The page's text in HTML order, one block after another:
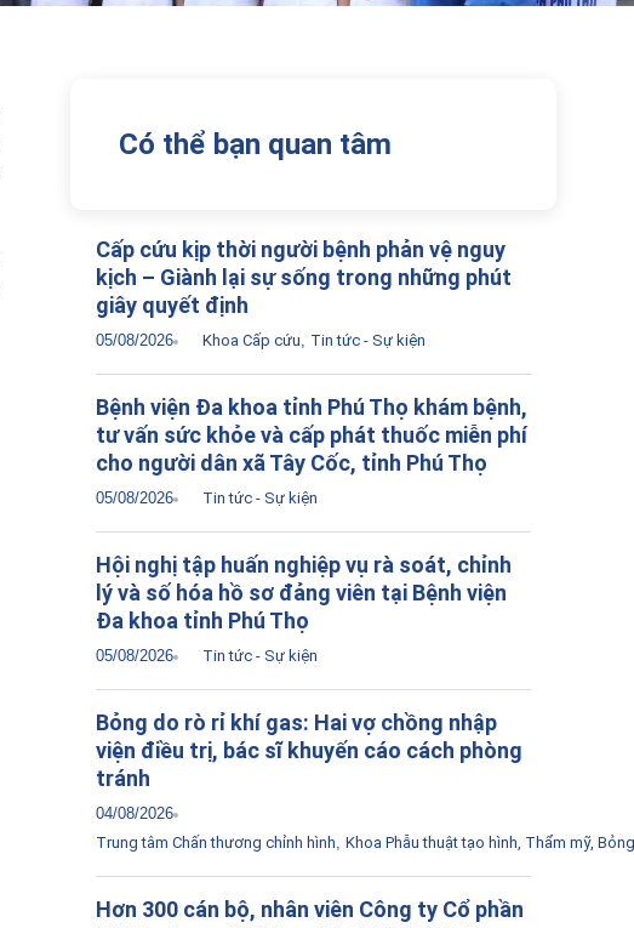
Có thể bạn quan tâm
Cấp cứu kịp thời người bệnh phản vệ nguy
kịch – Giành lại sự sống trong những phút
giây quyết định
05/08/2026 Khoa Cấp cứu, Tin tức - Sự kiện
Bệnh viện Đa khoa tỉnh Phú Thọ khám bệnh,
tư vấn sức khỏe và cấp phát thuốc miễn phí
cho người dân xã Tây Cốc, tỉnh Phú Thọ
05/08/2026 Tin tức - Sự kiện
Hội nghị tập huấn nghiệp vụ rà soát, chỉnh
lý và số hóa hồ sơ đảng viên tại Bệnh viện
Đa khoa tỉnh Phú Thọ
05/08/2026 Tin tức - Sự kiện
Bỏng do rò rỉ khí gas: Hai vợ chồng nhập
viện điều trị, bác sĩ khuyến cáo cách phòng
tránh
04/08/2026
Trung tâm Chấn thương chỉnh hình, Khoa Phẫu thuật tạo hình, Thẩm mỹ, Bỏng
Hơn 300 cán bộ, nhân viên Công ty Cổ phần